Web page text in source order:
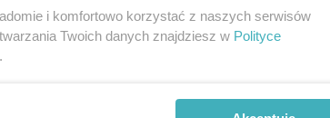
i komfortowo korzystać z naszych serwisów
Twoich danych znajdziesz w Polityce